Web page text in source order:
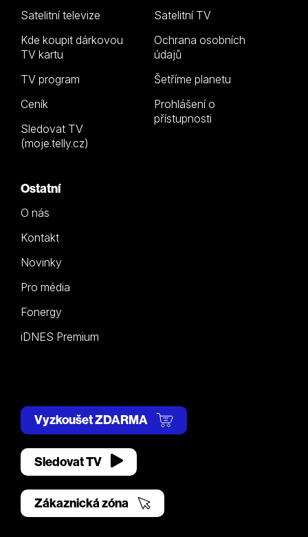
Satelitní televize
Kde koupit dárkovou
TV kartu
TV program
Ceník
Sledovat TV
(moje.telly.cz)
Satelitní TV
Ochrana osobních
údajů
Šetříme planetu
Prohlášení o
přístupnosti
Ostatní
O nás
Kontakt
Novinky
Pro média
Fonergy
iDNES Premium
Vyzkoušet ZDARMA
Sledovat TV
Zákaznická zóna